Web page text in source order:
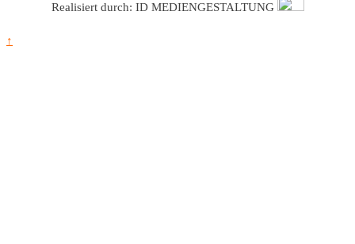
Realisiert durch: ID MEDIENGESTALTUNG
↑